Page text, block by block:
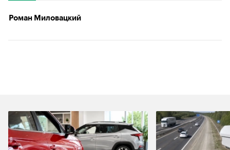
Роман Миловацкий